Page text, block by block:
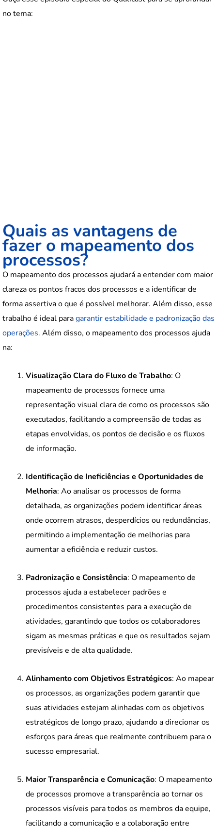
no tema:
Quais as vantagens de
fazer o mapeamento dos
processos?
O mapeamento dos processos ajudará a entender com maior
clareza os pontos fracos dos processos e a identificar de
forma assertiva o que é possível melhorar. Além disso, esse
trabalho é ideal paragarantir estabilidade e padronização das
operações. Além disso, o mapeamento dos processos ajuda
na:
Visualização Clara do Fluxo de Trabalho: O
mapeamento de processos fornece uma
representação visual clara de como os processos são
executados, facilitando a compreensão de todas as
etapas envolvidas, os pontos de decisão e os fluxos
de informação.
Identificação de Ineficiências e Oportunidades de
Melhoria: Ao analisar os processos de forma
detalhada, as organizações podem identificar áreas
onde ocorrem atrasos, desperdícios ou redundâncias,
permitindo a implementação de melhorias para
aumentar a eficiência e reduzir custos.
Padronização e Consistência: O mapeamento de
processos ajuda a estabelecer padrões e
procedimentos consistentes para a execução de
atividades, garantindo que todos os colaboradores
sigam as mesmas práticas e que os resultados sejam
previsíveis e de alta qualidade.
Alinhamento com Objetivos Estratégicos: Ao mapear
os processos, as organizações podem garantir que
suas atividades estejam alinhadas com os objetivos
estratégicos de longo prazo, ajudando a direcionar os
esforços para áreas que realmente contribuem para o
sucesso empresarial.
Maior Transparência e Comunicação: O mapeamento
de processos promove a transparência ao tornar os
processos visíveis para todos os membros da equipe,
facilitando a comunicação e a colaboração entre